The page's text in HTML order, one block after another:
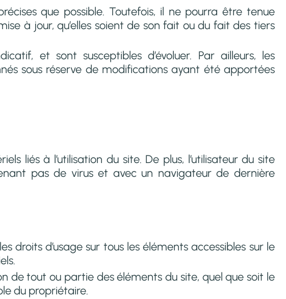
que possible. Toutefois, il ne pourra être tenue
à jour, qu’elles soient de son fait ou du fait des tiers
et sont susceptibles d’évoluer. Par ailleurs, les
sous réserve de modifications ayant été apportées
liés à l’utilisation du site. De plus, l’utilisateur du site
pas de virus et avec un navigateur de dernière
d’usage sur tous les éléments accessibles sur le
tout ou partie des éléments du site, quel que soit le
du propriétaire.